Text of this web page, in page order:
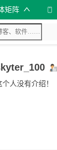
矩阵
个人没有介绍！